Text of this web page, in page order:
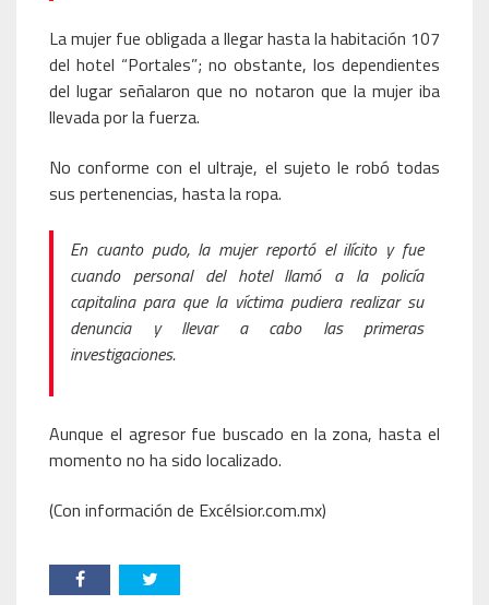
La mujer fue obligada a llegar hasta la habitación 107
del hotel “Portales”; no obstante, los dependientes
del lugar señalaron que no notaron que la mujer iba
llevada por la fuerza.
No conforme con el ultraje, el sujeto le robó todas
sus pertenencias, hasta la ropa.
En cuanto pudo, la mujer reportó el ilícito y fue
cuando personal del hotel llamó a la policía
capitalina para que la víctima pudiera realizar su
denuncia y llevar a cabo las primeras
investigaciones.
Aunque el agresor fue buscado en la zona, hasta el
momento no ha sido localizado.
(Con información de Excélsior.com.mx)